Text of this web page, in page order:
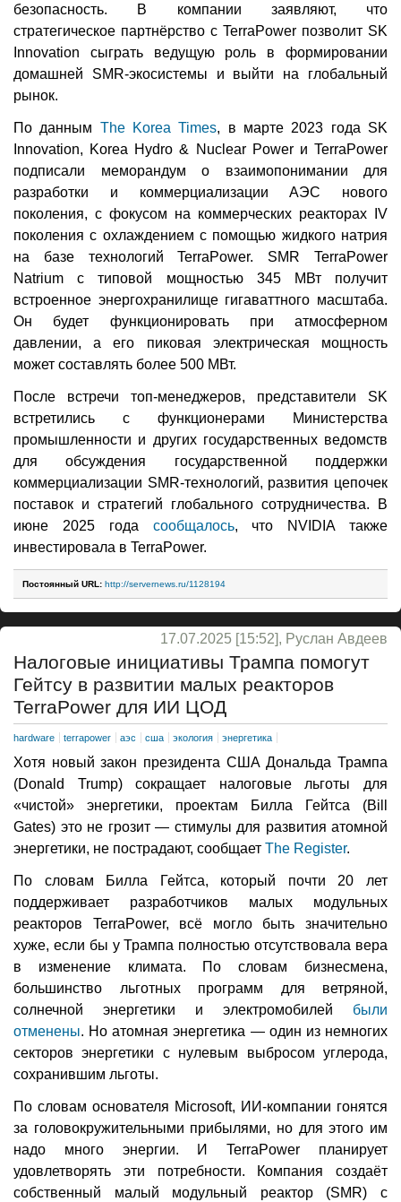
безопасность. В компании заявляют, что
стратегическое партнёрство с TerraPower позволит SK
Innovation сыграть ведущую роль в формировании
домашней SMR-экосистемы и выйти на глобальный
рынок.
По данным The Korea Times, в марте 2023 года SK
Innovation, Korea Hydro & Nuclear Power и TerraPower
подписали меморандум о взаимопонимании для
разработки и коммерциализации АЭС нового
поколения, с фокусом на коммерческих реакторах IV
поколения с охлаждением с помощью жидкого натрия
на базе технологий TerraPower. SMR TerraPower
Natrium с типовой мощностью 345 МВт получит
встроенное энергохранилище гигаваттного масштаба.
Он будет функционировать при атмосферном
давлении, а его пиковая электрическая мощность
может составлять более 500 МВт.
После встречи топ-менеджеров, представители SK
встретились с функционерами Министерства
промышленности и других государственных ведомств
для обсуждения государственной поддержки
коммерциализации SMR-технологий, развития цепочек
поставок и стратегий глобального сотрудничества. В
июне 2025 года сообщалось, что NVIDIA также
инвестировала в TerraPower.
Постоянный URL: http://servernews.ru/1128194
17.07.2025 [15:52], Руслан Авдеев
Налоговые инициативы Трампа помогут
Гейтсу в развитии малых реакторов
TerraPower для ИИ ЦОД
hardware terrapower аэс сша экология энергетика
Хотя новый закон президента США Дональда Трампа
(Donald Trump) сокращает налоговые льготы для
«чистой» энергетики, проектам Билла Гейтса (Bill
Gates) это не грозит — стимулы для развития атомной
энергетики, не пострадают, сообщает The Register.
По словам Билла Гейтса, который почти 20 лет
поддерживает разработчиков малых модульных
реакторов TerraPower, всё могло быть значительно
хуже, если бы у Трампа полностью отсутствовала вера
в изменение климата. По словам бизнесмена,
большинство льготных программ для ветряной,
солнечной энергетики и электромобилей были
отменены. Но атомная энергетика — один из немногих
секторов энергетики с нулевым выбросом углерода,
сохранившим льготы.
По словам основателя Microsoft, ИИ-компании гонятся
за головокружительными прибылями, но для этого им
надо много энергии. И TerraPower планирует
удовлетворять эти потребности. Компания создаёт
собственный малый модульный реактор (SMR) с